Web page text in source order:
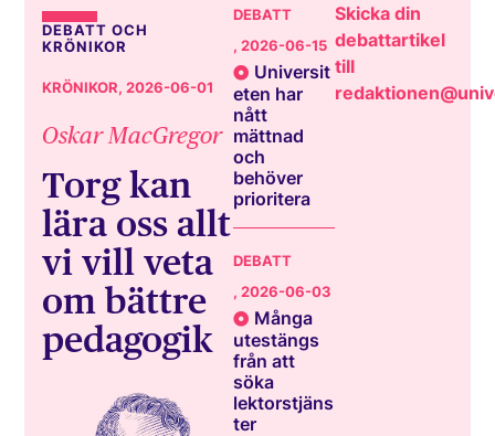
DEBATT OCH
KRÖNIKOR
KRÖNIKOR, 2026-06-01
Oskar MacGregor
Torg kan
lära oss allt
vi vill veta
om bättre
pedagogik
DEBATT
, 2026-06-15
Universit
eten har
nått
mättnad
och
behöver
prioritera
DEBATT
, 2026-06-03
Många
utestängs
från att
söka
lektorstjäns
ter
Skicka din
debattartikel
till